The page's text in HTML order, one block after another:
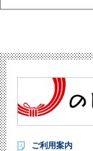
ご利用案内